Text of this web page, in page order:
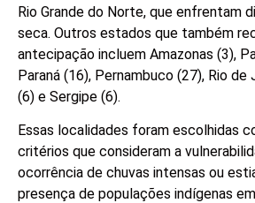
Rio Grande do Norte, que enfrentam
seca. Outros estados que também
antecipação incluem Amazonas (3),
Paraná (16), Pernambuco (27), Rio de
(6) e Sergipe (6).
Essas localidades foram escolhidas
critérios que consideram a
ocorrência de chuvas intensas ou
presença de populações indígenas